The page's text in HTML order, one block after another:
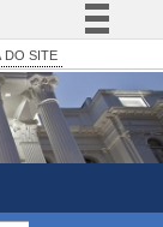
BR
DO SITE